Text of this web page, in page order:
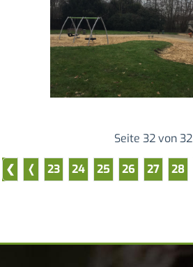
Seite 32 von 32
23 24 25 26 27 28